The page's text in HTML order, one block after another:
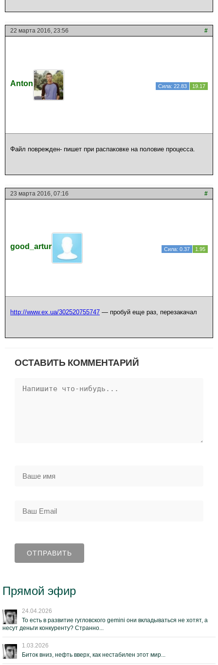
22 марта 2016, 23:56 #
Anton Сила: 22.83 19.17
Файл поврежден- пишет при распаковке на половие процесса.
23 марта 2016, 07:16 #
good_artur Сила: 0.37 1.95
http://www.ex.ua/302520755747 — пробуй еще раз, перезакачал
ОСТАВИТЬ КОММЕНТАРИЙ
Прямой эфир
24.04.2026
То есть в развитие гугловского gemini они вкладываться не хотят, а
несут деньги конкуренту? Странно...
1.03.2026
Биток вниз, нефть вверх, как нестабилен этот мир...